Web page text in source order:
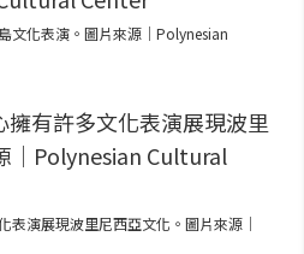
文化表演。圖片來源｜Polynesian
表演展現波里尼西亞文化。圖片來源｜